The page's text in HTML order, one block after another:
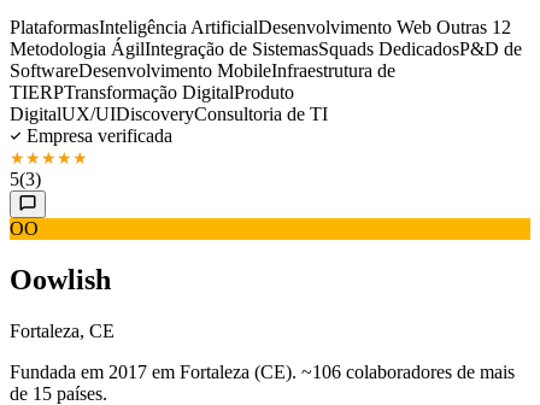
PlataformasInteligência ArtificialDesenvolvimento Web Outras 12
Metodologia ÁgilIntegração de SistemasSquads DedicadosP&D de
SoftwareDesenvolvimento MobileInfraestrutura de
TIERPTransformação DigitalProduto
DigitalUX/UIDiscoveryConsultoria de TI
Empresa verificada
★★★★★
5(3)
OO
Oowlish
Fortaleza, CE
Fundada em 2017 em Fortaleza (CE). ~106 colaboradores de mais
de 15 países.